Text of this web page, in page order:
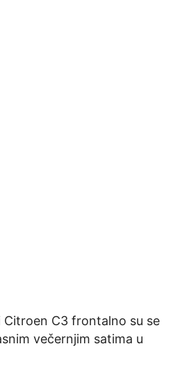
Citroen C3 frontalno su se
večernjim satima u